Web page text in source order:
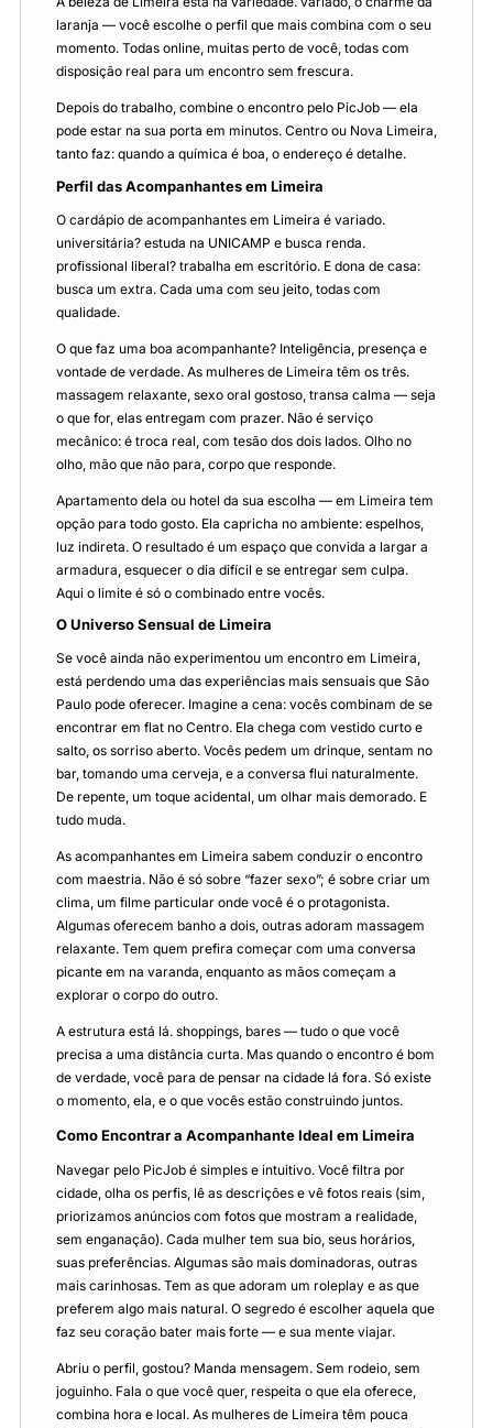
laranja — você escolhe o perfil que mais combina com o seu
momento. Todas online, muitas perto de você, todas com
disposição real para um encontro sem frescura.
Depois do trabalho, combine o encontro pelo PicJob — ela
pode estar na sua porta em minutos. Centro ou Nova Limeira,
tanto faz: quando a química é boa, o endereço é detalhe.
Perfil das Acompanhantes em Limeira
O cardápio de acompanhantes em Limeira é variado.
universitária? estuda na UNICAMP e busca renda.
profissional liberal? trabalha em escritório. E dona de casa:
busca um extra. Cada uma com seu jeito, todas com
qualidade.
O que faz uma boa acompanhante? Inteligência, presença e
vontade de verdade. As mulheres de Limeira têm os três.
massagem relaxante, sexo oral gostoso, transa calma — seja
o que for, elas entregam com prazer. Não é serviço
mecânico: é troca real, com tesão dos dois lados. Olho no
olho, mão que não para, corpo que responde.
Apartamento dela ou hotel da sua escolha — em Limeira tem
opção para todo gosto. Ela capricha no ambiente: espelhos,
luz indireta. O resultado é um espaço que convida a largar a
armadura, esquecer o dia difícil e se entregar sem culpa.
Aqui o limite é só o combinado entre vocês.
O Universo Sensual de Limeira
Se você ainda não experimentou um encontro em Limeira,
está perdendo uma das experiências mais sensuais que São
Paulo pode oferecer. Imagine a cena: vocês combinam de se
encontrar em flat no Centro. Ela chega com vestido curto e
salto, os sorriso aberto. Vocês pedem um drinque, sentam no
bar, tomando uma cerveja, e a conversa flui naturalmente.
De repente, um toque acidental, um olhar mais demorado. E
tudo muda.
As acompanhantes em Limeira sabem conduzir o encontro
com maestria. Não é só sobre “fazer sexo”; é sobre criar um
clima, um filme particular onde você é o protagonista.
Algumas oferecem banho a dois, outras adoram massagem
relaxante. Tem quem prefira começar com uma conversa
picante em na varanda, enquanto as mãos começam a
explorar o corpo do outro.
A estrutura está lá. shoppings, bares — tudo o que você
precisa a uma distância curta. Mas quando o encontro é bom
de verdade, você para de pensar na cidade lá fora. Só existe
o momento, ela, e o que vocês estão construindo juntos.
Como Encontrar a Acompanhante Ideal em Limeira
Navegar pelo PicJob é simples e intuitivo. Você filtra por
cidade, olha os perfis, lê as descrições e vê fotos reais (sim,
priorizamos anúncios com fotos que mostram a realidade,
sem enganação). Cada mulher tem sua bio, seus horários,
suas preferências. Algumas são mais dominadoras, outras
mais carinhosas. Tem as que adoram um roleplay e as que
preferem algo mais natural. O segredo é escolher aquela que
faz seu coração bater mais forte — e sua mente viajar.
Abriu o perfil, gostou? Manda mensagem. Sem rodeio, sem
joguinho. Fala o que você quer, respeita o que ela oferece,
combina hora e local. As mulheres de Limeira têm pouca